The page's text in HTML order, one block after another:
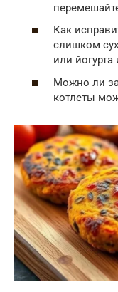
Как
слишком
или
Можно ли
котлеты